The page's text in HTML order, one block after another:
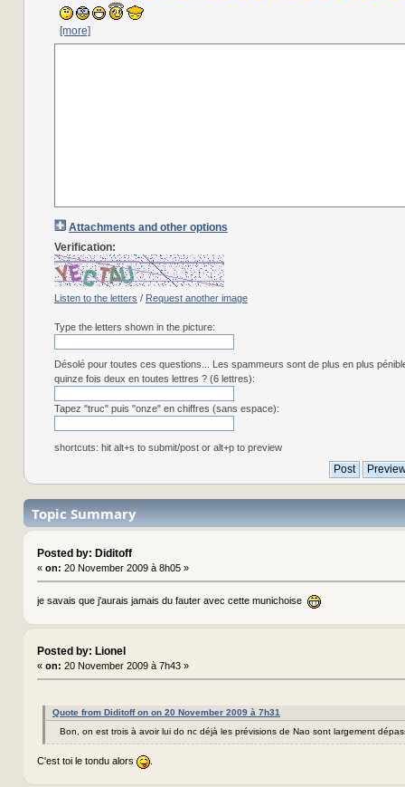
[more]
Attachments and other options
Verification:
Listen to the letters / Request another image
Type the letters shown in the picture:
Désolé pour toutes ces questions... Les spammeurs sont de plus en plus
quinze fois deux en toutes lettres ? (6 lettres):
Tapez "truc" puis "onze" en chiffres (sans espace):
shortcuts: hit alt+s to submit/post or alt+p to preview
Topic Summary
Posted by: Diditoff
« on: 20 November 2009 à 8h05 »
je savais que j'aurais jamais du fauter avec cette munichoise
Posted by: Lionel
« on: 20 November 2009 à 7h43 »
Quote from Diditoff on on 20 November 2009 à 7h31
Bon, on est trois à avoir lui do nc déjà les prévisions de Nao sont largement
C'est toi le tondu alors .